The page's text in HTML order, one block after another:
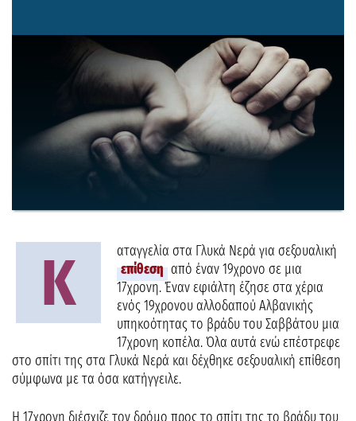
Κ
αταγγελία στα Γλυκά Νερά για σεξουαλική
επίθεση από έναν 19χρονο σε μια
17χρονη. Έναν εφιάλτη έζησε στα χέρια
ενός 19χρονου αλλοδαπού Αλβανικής
υπηκοότητας το βράδυ του Σαββάτου μια
17χρονη κοπέλα. Όλα αυτά ενώ επέστρεφε
στο σπίτι της στα Γλυκά Νερά και δέχθηκε σεξουαλική επίθεση
σύμφωνα με τα όσα κατήγγειλε.
Η 17χρονη διέσχιζε τον δρόμο προς το σπίτι της το βράδυ του